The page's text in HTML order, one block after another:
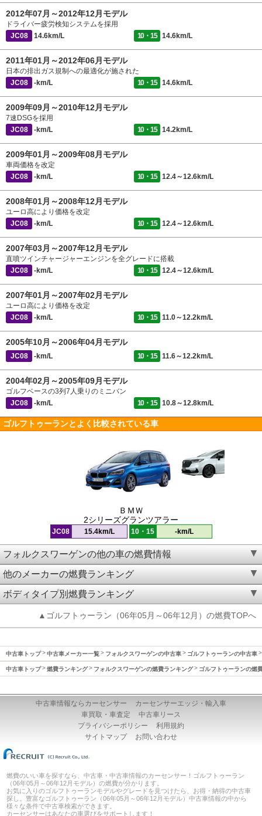
2012年07月～2012年12月モデル
ドライバー疲労検知システムを採用
JC08
14.6km/L 10・15 14.6km/L
2011年01月～2012年06月モデル
日本の排出ガス規制への最適化が施された
JC08
-km/L 10・15 14.6km/L
2009年09月～2010年12月モデル
7速DSGを採用
JC08
-km/L 10・15 14.2km/L
2009年01月～2009年08月モデル
車両価格を改定
JC08
-km/L 10・15 12.4～12.6km/L
2008年01月～2008年12月モデル
ユーロ高により価格を改定
JC08
-km/L 10・15 12.4～12.6km/L
2007年03月～2007年12月モデル
直噴ツインチャージャーエンジンを全グレードに搭載
JC08
-km/L 10・15 12.4～12.6km/L
2007年01月～2007年02月モデル
ユーロ高により価格を改定
JC08
-km/L 10・15 11.0～12.2km/L
2005年10月～2006年04月モデル
JC08 -km/L 10・15 11.6～12.2km/L
2004年02月～2005年09月モデル
ゴルフベースの3列7人乗りのミニバン
JC08
-km/L 10・15 10.8～12.8km/L
ゴルフトゥーランとよく比較されている車
ＢＭＷ
2シリーズグランツアラー
JC08 15.4km/L 10・15 -km/L
フォルクスワーゲンの他の車の燃費情報
他のメーカーの燃費ランキング
ボディタイプ別燃費ランキング
▲ゴルフトゥーラン（06年05月～06年12月）の燃費TOPへ
中古車トップ 中古車メーカー一覧 フォルクスワーゲンの中古車 ゴルフトゥーランの中古車
中古車トップ 燃費ランキング フォルクスワーゲンの燃費ランキング ゴルフトゥーランの燃
中古車情報ならカーセンサー
カーセンサーエッジ・輸入車
車買取・車査定
中古車リース
プライバシーポリシー
利用規約
サイトマップ
お問い合わせ
燃費のいい車を探すなら、中古車・中古車情報のカーセンサー！ゴルフトゥーラン
（06年05月～06年12月モデル）の燃費が分かります。
お気に入りのゴルフトゥーランモデルやグレードを見つけたら、お得・納得の中古車
探し。豊富なゴルフトゥーラン（06年05月～06年12月モデル）中古車情報の中から
様々な条件で中古車検索ができます。
カーセンサーはあなたの車選びをサポートします！